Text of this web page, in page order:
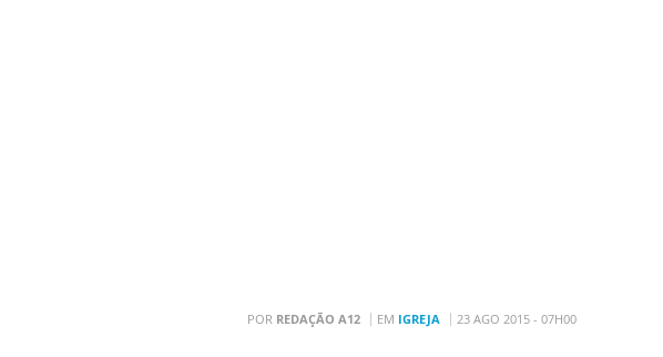
POR REDAÇÃO A12 EM IGREJA 23 AGO 2015 - 07H00